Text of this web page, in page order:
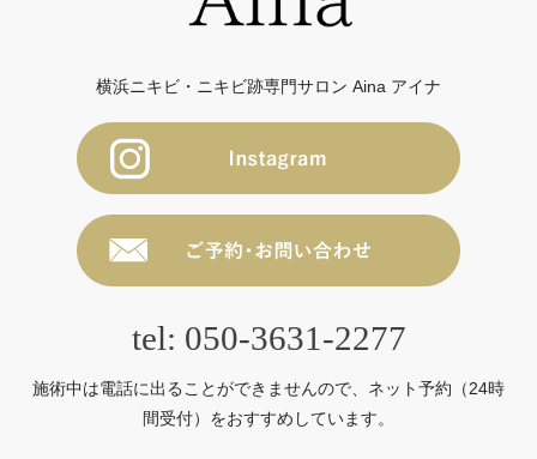
横浜ニキビ・ニキビ跡専門サロン Aina アイナ
tel: 050-3631-2277
施術中は電話に出ることができませんので、ネット予約（24時
間受付）をおすすめしています。